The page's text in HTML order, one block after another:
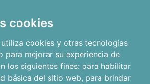
cookies
cookies y otras tecnologías
para mejorar su experiencia de
los siguientes fines: para habilitar
básica del sitio web, para brindar